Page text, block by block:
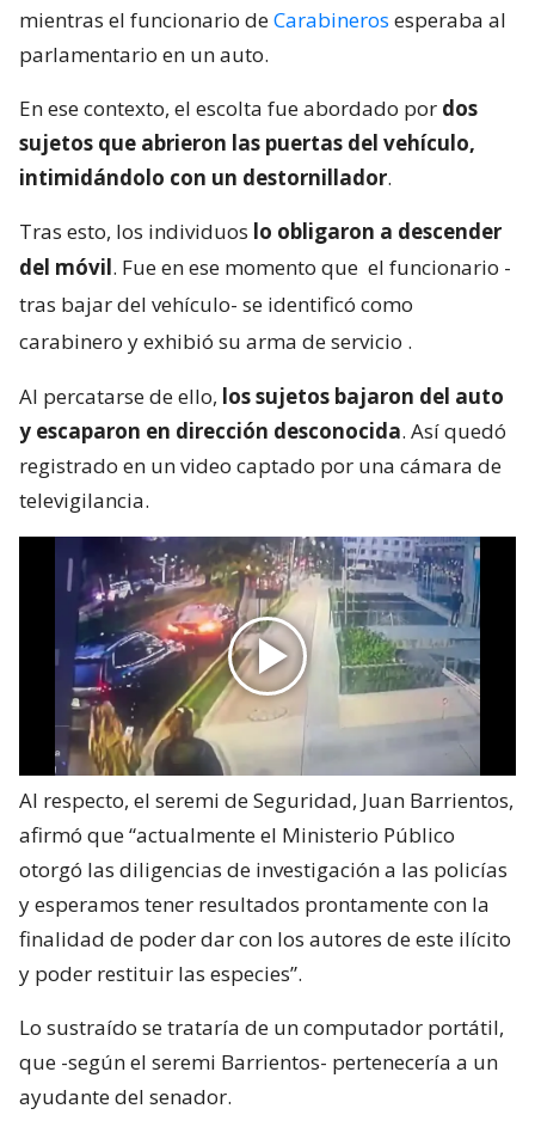
mientras el funcionario deCarabineros esperaba al
parlamentario en un auto.
En ese contexto, el escolta fue abordado por dos
sujetos que abrieron las puertas del vehículo,
intimidándolo con un destornillador.
Tras esto, los individuos lo obligaron a descender
del móvil. Fue en ese momento que el funcionario -
tras bajar del vehículo- se identificó como
carabinero y exhibió su arma de servicio .
Al percatarse de ello, los sujetos bajaron del auto
y escaparon en dirección desconocida. Así quedó
registrado en un video captado por una cámara de
televigilancia.
Al respecto, el seremi de Seguridad, Juan Barrientos,
afirmó que “actualmente el Ministerio Público
otorgó las diligencias de investigación a las policías
y esperamos tener resultados prontamente con la
finalidad de poder dar con los autores de este ilícito
y poder restituir las especies”.
Lo sustraído se trataría de un computador portátil,
que -según el seremi Barrientos- pertenecería a un
ayudante del senador.